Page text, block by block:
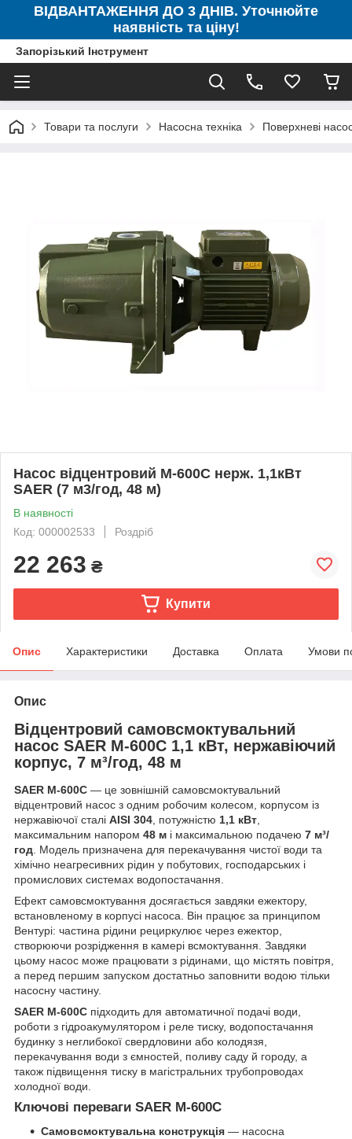
ВІДВАНТАЖЕННЯ ДО 3 ДНІВ. Уточнюйте
наявність та ціну!
Запорізький Інструмент
Товари та послуги Насосна техніка Поверхневі
Насос відцентровий M-600C нерж. 1,1кВт
SAER (7 м3/год, 48 м)
В наявності
Код: 000002533
Роздріб
22 263 ₴
Купити
Опис Характеристики Доставка Оплата Умови
Опис
Відцентровий самовсмоктувальний
насос SAER M-600C 1,1 кВт, нержавіючий
корпус, 7 м³/год, 48 м
SAER M-600C — це зовнішній самовсмоктувальний
відцентровий насос з одним робочим колесом, корпусом із
нержавіючої сталі AISI 304, потужністю 1,1 кВт,
максимальним напором 48 м і максимальною подачею 7 м³/
год. Модель призначена для перекачування чистої води та
хімічно неагресивних рідин у побутових, господарських і
промислових системах водопостачання.
Ефект самовсмоктування досягається завдяки ежектору,
встановленому в корпусі насоса. Він працює за принципом
Вентурі: частина рідини рециркулює через ежектор,
створюючи розрідження в камері всмоктування. Завдяки
цьому насос може працювати з рідинами, що містять повітря,
а перед першим запуском достатньо заповнити водою тільки
насосну частину.
SAER M-600C підходить для автоматичної подачі води,
роботи з гідроакумулятором і реле тиску, водопостачання
будинку з неглибокої свердловини або колодязя,
перекачування води з ємностей, поливу саду й городу, а
також підвищення тиску в магістральних трубопроводах
холодної води.
Ключові переваги SAER M-600C
Самовсмоктувальна конструкція — насосна